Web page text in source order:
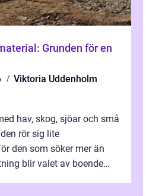
Grunden för en
Viktoria Uddenholm
hav, skog, sjöar och små
rör sig lite
den som söker mer än
blir valet av boende